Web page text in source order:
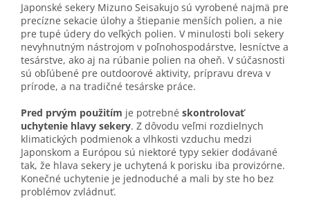
Japonské sekery Mizuno Seisakujo sú vyrobené najmä pre
precízne sekacie úlohy a štiepanie menších polien, a nie
pre tupé údery do veľkých polien. V minulosti boli sekery
nevyhnutným nástrojom v poľnohospodárstve, lesníctve a
tesárstve, ako aj na rúbanie polien na oheň. V súčasnosti
sú obľúbené pre outdoorové aktivity, prípravu dreva v
prírode, a na tradičné tesárske práce.
Pred prvým použitím je potrebné skontrolovať
uchytenie hlavy sekery. Z dôvodu veľmi rozdielnych
klimatických podmienok a vlhkosti vzduchu medzi
Japonskom a Európou sú niektoré typy sekier dodávané
tak, že hlava sekery je uchytená k porisku iba provizórne.
Konečné uchytenie je jednoduché a mali by ste ho bez
problémov zvládnuť.